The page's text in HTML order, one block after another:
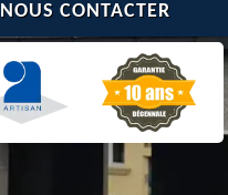
NOUS CONTACTER